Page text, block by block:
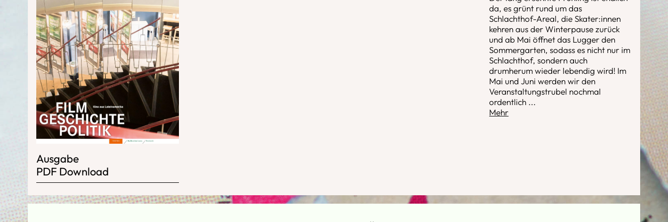
Ausgabe
PDF Download
da, es grünt rund um das
Schlachthof-Areal, die Skater:innen
kehren aus der Winterpause zurück
und ab Mai öffnet das Lugger den
Sommergarten, sodass es nicht nur im
Schlachthof, sondern auch
drumherum wieder lebendig wird! Im
Mai und Juni werden wir den
Veranstaltungstrubel nochmal
ordentlich ...
Mehr